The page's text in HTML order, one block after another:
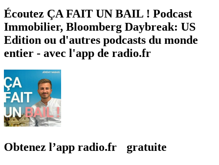
Écoutez ÇA FAIT UN BAIL ! Podcast
Immobilier, Bloomberg Daybreak: US
Edition ou d'autres podcasts du monde
entier - avec l'app de radio.fr
Obtenez l’app radio.fr gratuite